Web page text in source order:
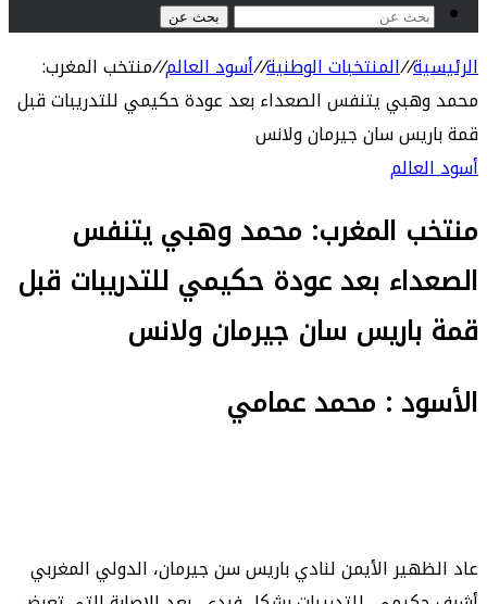
بحث عن
الرئيسية//المنتخبات الوطنية//أسود العالم//منتخب المغرب:
محمد وهبي يتنفس الصعداء بعد عودة حكيمي للتدريبات قبل
قمة باريس سان جيرمان ولانس
أسود العالم
منتخب المغرب: محمد وهبي يتنفس
الصعداء بعد عودة حكيمي للتدريبات قبل
قمة باريس سان جيرمان ولانس
الأسود : محمد عمامي
عاد الظهير الأيمن لنادي باريس سن جيرمان، الدولي المغربي